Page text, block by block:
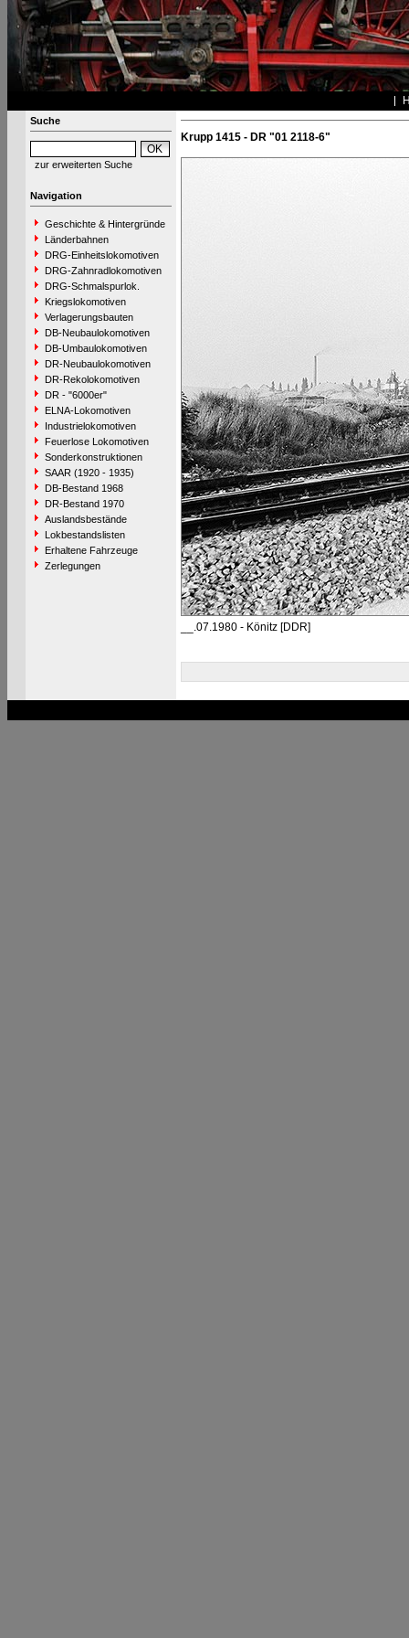
Suche
zur erweiterten Suche
Navigation
Geschichte & Hintergründe
Länderbahnen
DRG-Einheitslokomotiven
DRG-Zahnradlokomotiven
DRG-Schmalspurlok.
Kriegslokomotiven
Verlagerungsbauten
DB-Neubaulokomotiven
DB-Umbaulokomotiven
DR-Neubaulokomotiven
DR-Rekolokomotiven
DR - "6000er"
ELNA-Lokomotiven
Industrielokomotiven
Feuerlose Lokomotiven
Sonderkonstruktionen
SAAR (1920 - 1935)
DB-Bestand 1968
DR-Bestand 1970
Auslandsbestände
Lokbestandslisten
Erhaltene Fahrzeuge
Zerlegungen
Krupp 1415 - DR "01 2118-6"
__.07.1980 - Könitz [DDR]